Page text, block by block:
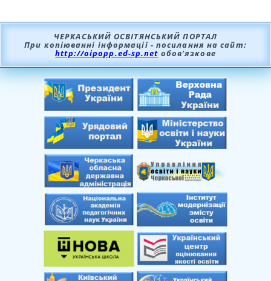
ЧЕРКАСЬКИЙ ОСВІТЯНСЬКИЙ ПОРТАЛ
При копіюванні інформації - посилання на сайт:
http://oipopp.ed-sp.net обов’язкове